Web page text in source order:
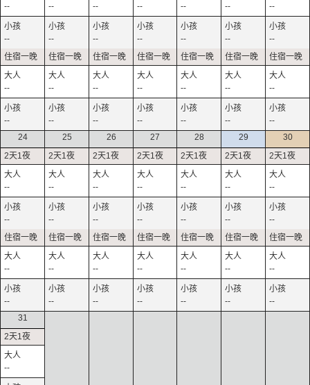
--
--
--
--
--
--
--
--
--
--
--
--
--
--
--
--
--
--
--
--
--
--
--
--
--
--
--
--
24
--
--
--
--
25
--
--
--
--
26
--
--
--
--
27
--
--
--
--
28
--
--
--
--
29
--
--
--
--
30
--
--
--
--
31
--